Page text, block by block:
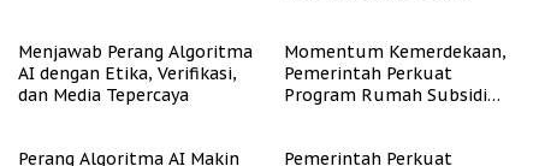
Menjawab Perang Algoritma
AI dengan Etika, Verifikasi,
dan Media Tepercaya
Momentum Kemerdekaan,
Pemerintah Perkuat
Program Rumah Subsidi
Perang Algoritma AI Makin
Pemerintah Perkuat